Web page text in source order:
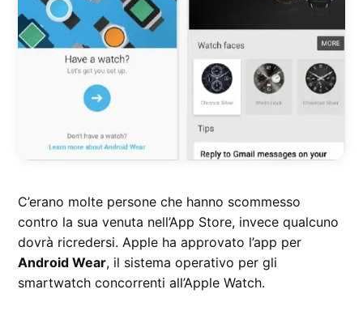
C’erano molte persone che hanno scommesso
contro la sua venuta nell’App Store, invece qualcuno
dovrà ricredersi. Apple ha approvato l’app per
Android Wear, il sistema operativo per gli
smartwatch concorrenti all’Apple Watch.